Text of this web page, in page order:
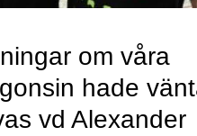
om våra
hade
vd Alexander